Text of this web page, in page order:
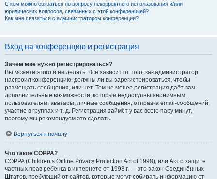
С кем можно связаться по вопросу некорректного использования и/или
юридических вопросов, связанных с этой конференцией?
Как мне связаться с администратором конференции?
Вход на конференцию и регистрация
Зачем мне нужно регистрироваться?
Вы можете этого и не делать. Всё зависит от того, как администратор
настроил конференцию: должны ли вы зарегистрироваться, чтобы
размещать сообщения, или нет. Тем не менее регистрация даёт вам
дополнительные возможности, которые недоступны анонимным
пользователям: аватары, личные сообщения, отправка email-сообщений,
участие в группах и т. д. Регистрация займёт у вас всего пару минут,
поэтому мы рекомендуем это сделать.
Вернуться к началу
Что такое COPPA?
COPPA (Children’s Online Privacy Protection Act of 1998), или Акт о защите
частных прав ребёнка в интернете от 1998 г. — это закон Соединённых
Штатов, требующий от сайтов, которые могут собирать информацию от